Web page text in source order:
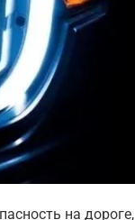
на дороге,